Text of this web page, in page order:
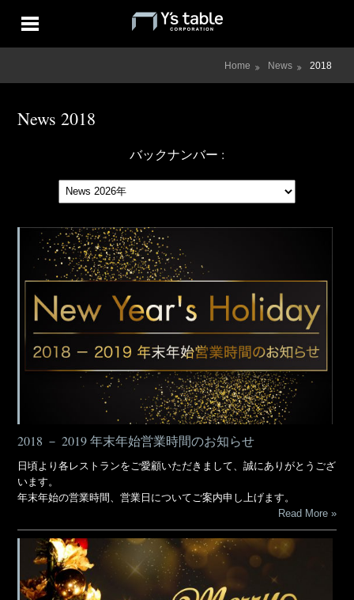
Home News 2018
News 2018
2018 － 2019 年末年始営業時間のお知らせ
日頃より各レストランをご愛顧いただきまして、誠にありがとうござ
います。
年末年始の営業時間、営業日についてご案内申し上げます。
Read More
バックナンバー :